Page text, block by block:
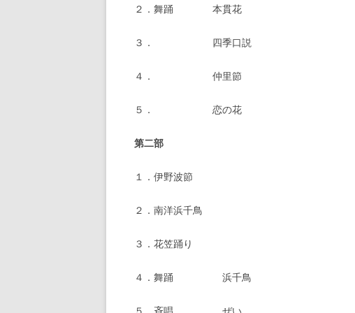
２．舞踊 本貫花
３． 四季口説
４． 仲里節
５． 恋の花
第二部
１．伊野波節
２．南洋浜千鳥
３．花笠踊り
４．舞踊 浜千鳥
５．斉唱 ぜい